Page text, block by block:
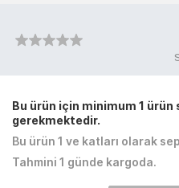
Bu ürün için minimum 1
gerekmektedir.
Bu ürün 1 ve katları olarak
Tahmini 1 günde kargoda.